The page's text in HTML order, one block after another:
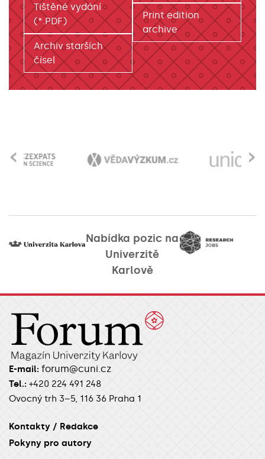
Tištěné vydání
(*.PDF)
Archiv starších
čísel
Print edition
archive
›
‹
Nabídka pozic na
Univerzitě
Karlově
E-mail: forum@cuni.cz
Tel.: +420 224 491 248
Ovocný trh 3–5, 116 36 Praha 1
Kontakty / Redakce
Pokyny pro autory